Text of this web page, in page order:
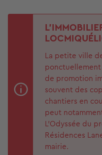
La petite ville
de promotion
souvent des
chantiers en
peut
L’Odyssée du
Résidences
mairie.